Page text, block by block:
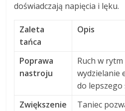
doświadczają napięcia i lęku.
Zaleta
tańca
Opis
Poprawa
nastroju
Ruch w
wydzielanie
do lepszego
Zwiększenie
Taniec